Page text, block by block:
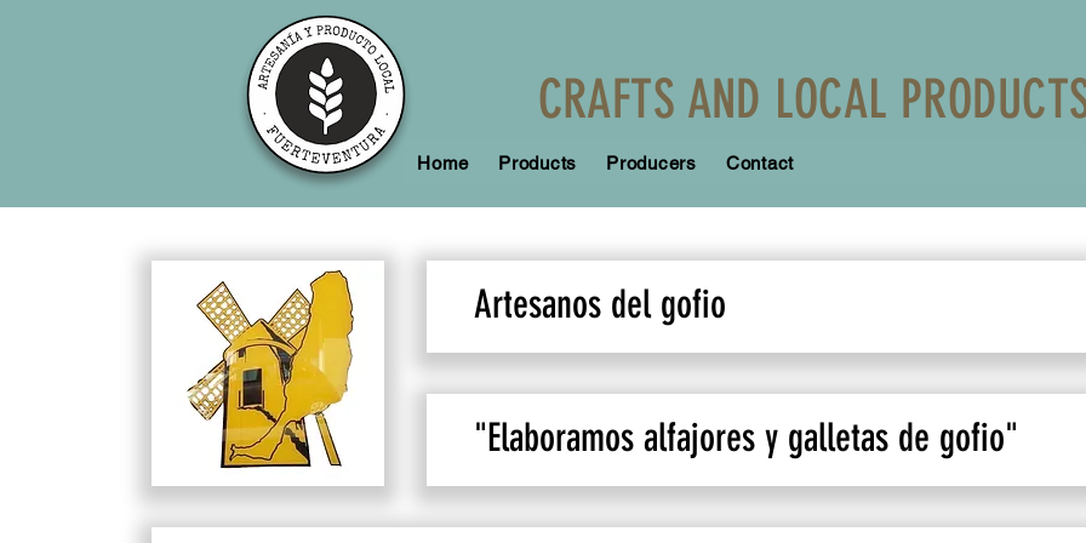
CRAFTS AND LOCAL
Home Products Producers Contact
Artesanos del gofio
"Elaboramos alfajores y galletas de gofio"